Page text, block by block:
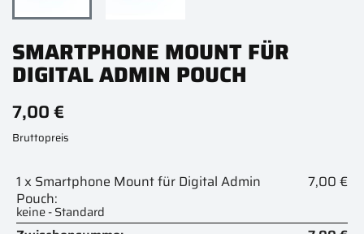
SMARTPHONE MOUNT FÜR
DIGITAL ADMIN POUCH
7,00 €
Bruttopreis
1 x Smartphone Mount für Digital Admin
Pouch:
keine - Standard
7,00 €